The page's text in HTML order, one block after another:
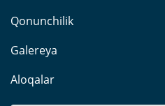
Qonunchilik
Galereya
Aloqalar